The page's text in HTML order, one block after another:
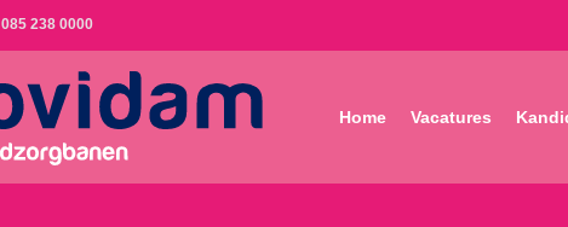
085 238 0000
Home Vacatures